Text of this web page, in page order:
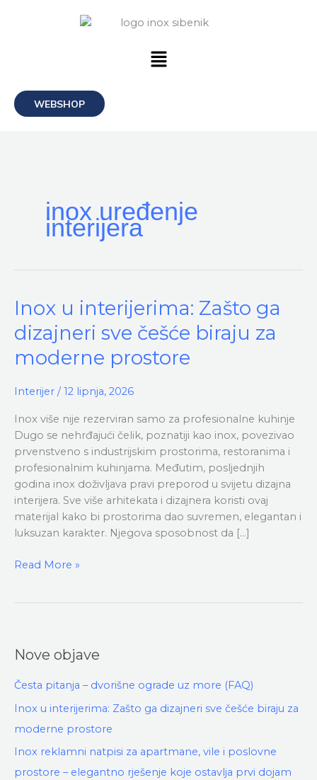
Menu
WEBSHOP
inox uređenje
interijera
Inox u interijerima: Zašto ga
dizajneri sve češće biraju za
moderne prostore
Interijer /12 lipnja, 2026
Inox više nije rezerviran samo za profesionalne kuhinje
Dugo se nehrđajući čelik, poznatiji kao inox, povezivao
prvenstveno s industrijskim prostorima, restoranima i
profesionalnim kuhinjama. Međutim, posljednjih
godina inox doživljava pravi preporod u svijetu dizajna
interijera. Sve više arhitekata i dizajnera koristi ovaj
materijal kako bi prostorima dao suvremen, elegantan i
luksuzan karakter. Njegova sposobnost da […]
Inox
interijerima:
Zašto
ga
dizajneri
češće
biraju
za
moderne
prostore
Read More »
Nove objave
Česta pitanja – dvorišne ograde uz more (FAQ)
Inox u interijerima: Zašto ga dizajneri sve češće biraju za
moderne prostore
Inox reklamni natpisi za apartmane, vile i poslovne
prostore – elegantno rješenje koje ostavlja prvi dojam